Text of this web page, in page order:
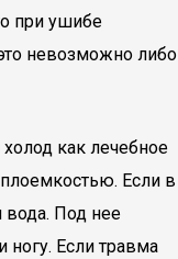
при ушибе
невозможно либо
как лечебное
Если в
вода. Под нее
Если травма